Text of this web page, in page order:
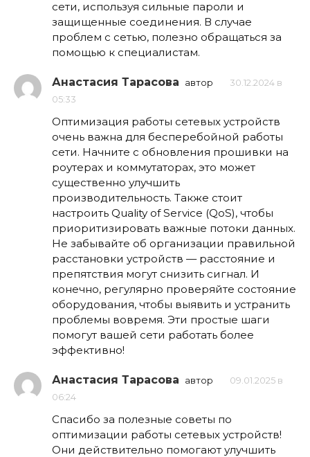
сети, используя сильные пароли и
защищенные соединения. В случае
проблем с сетью, полезно обращаться за
помощью к специалистам.
Анастасия Тарасова автор
30.12.2024 в
05:33
Оптимизация работы сетевых устройств
очень важна для бесперебойной работы
сети. Начните с обновления прошивки на
роутерах и коммутаторах, это может
существенно улучшить
производительность. Также стоит
настроить Quality of Service (QoS), чтобы
приоритизировать важные потоки данных.
Не забывайте об организации правильной
расстановки устройств — расстояние и
препятствия могут снизить сигнал. И
конечно, регулярно проверяйте состояние
оборудования, чтобы выявить и устранить
проблемы вовремя. Эти простые шаги
помогут вашей сети работать более
эффективно!
Анастасия Тарасова автор
09.01.2025 в
06:24
Спасибо за полезные советы по
оптимизации работы сетевых устройств!
Они действительно помогают улучшить